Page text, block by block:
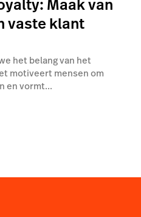
Maak van
vaste klant
het belang van het
motiveert mensen om
en vormt...